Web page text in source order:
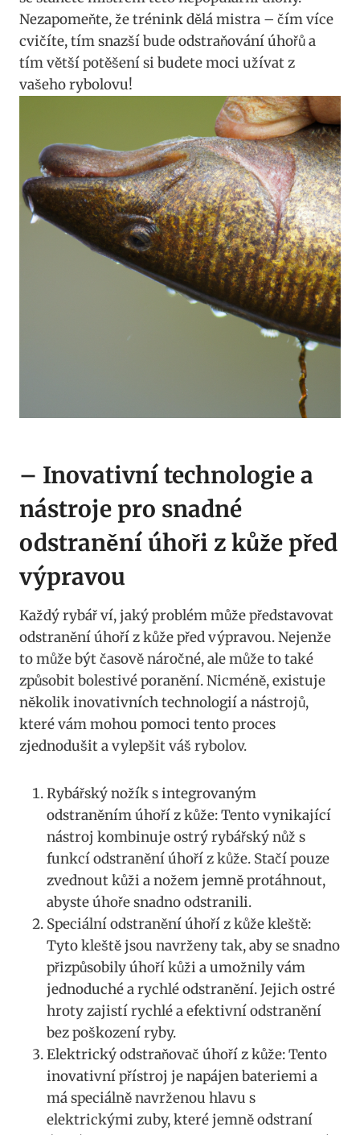
Nezapomeňte, že trénink dělá mistra – čím více
cvičíte, tím snazší bude odstraňování úhořů a
tím větší potěšení si budete moci užívat z
vašeho rybolovu!
– Inovativní technologie a
nástroje pro snadné
odstranění úhoři z kůže před
výpravou
Každý rybář ví, jaký problém může představovat
odstranění úhoří z kůže před výpravou. Nejenže
to může být časově náročné, ale může to také
způsobit bolestivé poranění. Nicméně, existuje
několik inovativních technologií a nástrojů,
které vám mohou pomoci tento proces
zjednodušit a vylepšit váš rybolov.
Rybářský nožík s integrovaným
odstraněním úhoří z kůže: Tento vynikající
nástroj kombinuje ostrý rybářský nůž s
funkcí odstranění úhoří z kůže. Stačí pouze
zvednout kůži a nožem jemně protáhnout,
abyste úhoře snadno odstranili.
Speciální odstranění úhoří z kůže kleště:
Tyto kleště jsou navrženy tak, aby se snadno
přizpůsobily úhoří kůži a umožnily vám
jednoduché a rychlé odstranění. Jejich ostré
hroty zajistí rychlé a efektivní odstranění
bez poškození ryby.
Elektrický odstraňovač úhoří z kůže: Tento
inovativní přístroj je napájen bateriemi a
má speciálně navrženou hlavu s
elektrickými zuby, které jemně odstraní